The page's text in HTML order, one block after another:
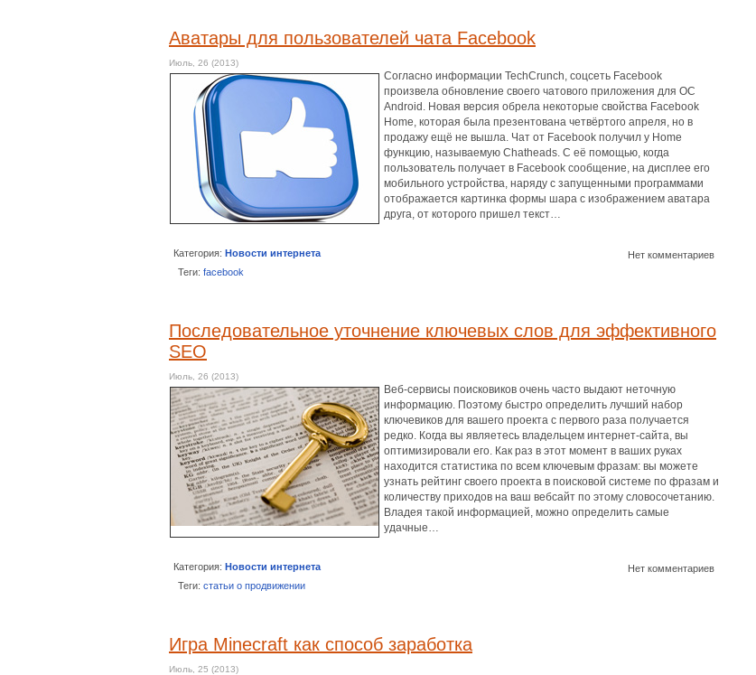
Аватары для пользователей чата Facebook
Июль, 26 (2013)
Согласно информации TechCrunch, соцсеть Facebook
произвела обновление своего чатового приложения для ОС
Android. Новая версия обрела некоторые свойства Facebook
Home, которая была презентована четвёртого апреля, но в
продажу ещё не вышла. Чат от Facebook получил у Home
функцию, называемую Chatheads. С её помощью, когда
пользователь получает в Facebook сообщение, на дисплее его
мобильного устройства, наряду с запущенными программами
отображается картинка формы шара с изображением аватара
друга, от которого пришел текст…
Категория: Новости интернета
Нет комментариев
Теги: facebook
Последовательное уточнение ключевых слов для эффективного
SEO
Июль, 26 (2013)
Веб-сервисы поисковиков очень часто выдают неточную
информацию. Поэтому быстро определить лучший набор
ключевиков для вашего проекта с первого раза получается
редко. Когда вы являетесь владельцем интернет-сайта, вы
оптимизировали его. Как раз в этот момент в ваших руках
находится статистика по всем ключевым фразам: вы можете
узнать рейтинг своего проекта в поисковой системе по фразам и
количеству приходов на ваш вебсайт по этому словосочетанию.
Владея такой информацией, можно определить самые
удачные…
Категория: Новости интернета
Нет комментариев
Теги: статьи о продвижении
Игра Minecraft как способ заработка
Июль, 25 (2013)